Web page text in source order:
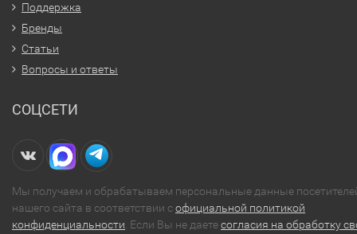
Поддержка
Бренды
Статьи
Вопросы и ответы
СОЦСЕТИ
Мы получаем и обрабатываем персональные данные
нашего сайта в соответствии софициальной политикой
конфиденциальности . Если Вы не даетесогласия на обработку